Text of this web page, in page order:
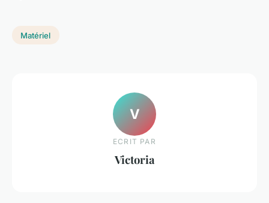
Matériel
V
ECRIT PAR
Victoria